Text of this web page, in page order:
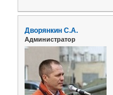
Дворянкин С.А.
Администратор